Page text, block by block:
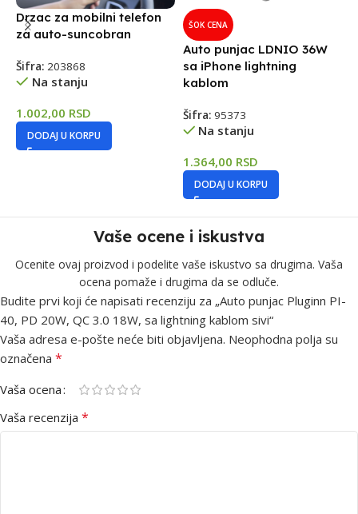
Drzac za mobilni telefon
za auto-suncobran
Šifra: 203868
Na stanju
1.002,00 RSD
DODAJ U KORPU
ŠOK CENA
Auto punjac LDNIO 36W
sa iPhone lightning
kablom
Šifra: 95373
Na stanju
1.364,00 RSD
DODAJ U KORPU
Vaše ocene i iskustva
Ocenite ovaj proizvod i podelite vaše iskustvo sa drugima. Vaša
ocena pomaže i drugima da se odluče.
Budite prvi koji će napisati recenziju za „Auto punjac Pluginn PI-
40, PD 20W, QC 3.0 18W, sa lightning kablom sivi“
Vaša adresa e-pošte neće biti objavljena. Neophodna polja su
označena *
Vaša ocena
Vaša recenzija *